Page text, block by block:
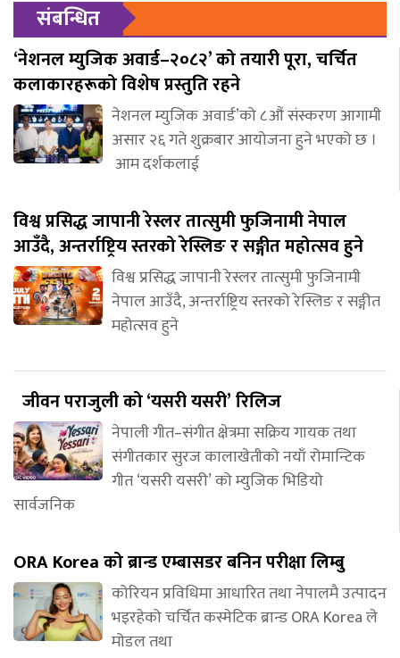
संबन्धित
‘नेशनल म्युजिक अवार्ड–२०८२’ को तयारी पूरा, चर्चित
कलाकारहरूको विशेष प्रस्तुति रहने
नेशनल म्युजिक अवार्ड’को ८औं संस्करण आगामी
असार २६ गते शुक्रबार आयोजना हुने भएको छ ।
आम दर्शकलाई
विश्व प्रसिद्ध जापानी रेस्लर तात्सुमी फुजिनामी नेपाल
आउँदै, अन्तर्राष्ट्रिय स्तरको रेस्लिङ र सङ्गीत महोत्सव हुने
विश्व प्रसिद्ध जापानी रेस्लर तात्सुमी फुजिनामी
नेपाल आउँदै, अन्तर्राष्ट्रिय स्तरको रेस्लिङ र सङ्गीत
महोत्सव हुने
जीवन पराजुली को ‘यसरी यसरी’ रिलिज
नेपाली गीत–संगीत क्षेत्रमा सक्रिय गायक तथा
संगीतकार सुरज कालाखेतीको नयाँ रोमान्टिक
गीत ‘यसरी यसरी’ को म्युजिक भिडियो
सार्वजनिक
ORA Korea को ब्रान्ड एम्बासडर बनिन परीक्षा लिम्बु
कोरियन प्रविधिमा आधारित तथा नेपालमै उत्पादन
भइरहेको चर्चित कस्मेटिक ब्रान्ड ORA Korea ले
मोडल तथा